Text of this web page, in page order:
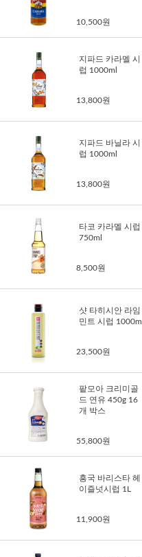
10,500원
지파드 카라멜 시
럽 1000ml
13,800원
지파드 바닐라 시
럽 1000ml
13,800원
타코 카라멜 시럽
750ml
8,500원
샷 타히시안 라임
민트 시럽 1000ml
23,500원
팥모아 크리미골
드 연유 450g 16
개 박스
55,800원
흥국 바리스타 헤
이즐넛시럽 1L
11,900원